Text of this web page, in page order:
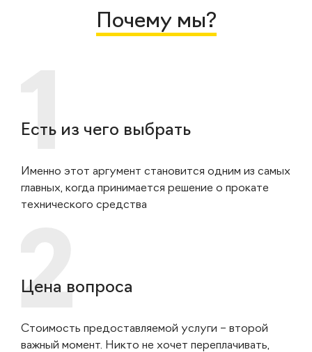
Почему мы?
Есть из чего выбрать
Именно этот аргумент становится одним из самых
главных, когда принимается решение о прокате
технического средства
Цена вопроса
Стоимость предоставляемой услуги – второй
важный момент. Никто не хочет переплачивать,